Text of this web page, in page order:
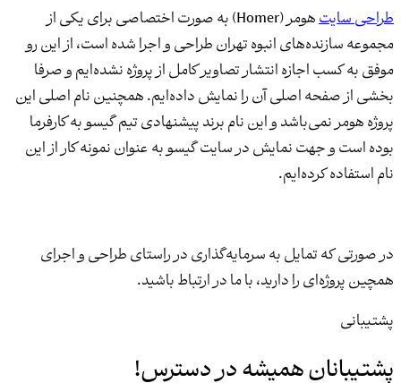
طراحی سایت
هومر (Homer) به صورت اختصاصی برای یکی از
مجموعه سازنده‌های انبوه تهران طراحی و اجرا شده است، از این رو
موفق به کسب اجازه انتشار تصاویر کامل از پروژه نشده‌‌ایم و صرفا
بخشی از صفحه اصلی آن را نمایش داده‌ایم. همچنین نام اصلی این
پروژه هومر نمی‌باشد و این نام برند پیشنهادی تیم گیسو به کارفرما
بوده است و جهت نمایش در سایت گیسو به عنوان نمونه کار از این
نام استفاده کرده‌ایم.
در صورتی که تمایل به سرمایه‌گذاری در راستای طراحی و اجرای
همچین پروژه‌ای را دارید، با ما در ارتباط باشید.
پشتیبانی
پشتیبانان همیشه در دسترس!